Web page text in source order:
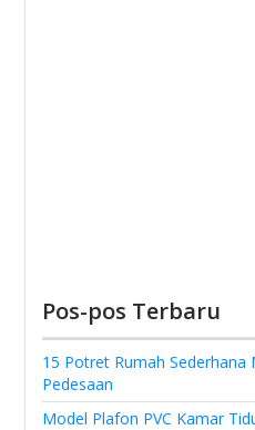
Pos-pos Terbaru
15 Potret Rumah Sederhana
Pedesaan
Model Plafon PVC Kamar